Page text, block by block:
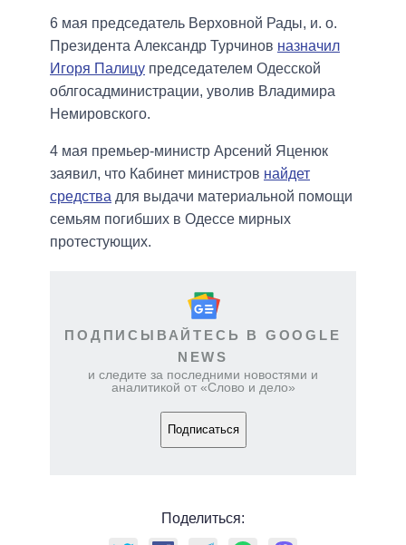
6 мая председатель Верховной Рады, и. о.
Президента Александр Турчинов назначил
Игоря Палицу председателем Одесской
облгосадминистрации, уволив Владимира
Немировского.
4 мая премьер-министр Арсений Яценюк
заявил, что Кабинет министров найдет
средства для выдачи материальной помощи
семьям погибших в Одессе мирных
протестующих.
ПОДПИСЫВАЙТЕСЬ В GOOGLE
NEWS
и следите за последними новостями и
аналитикой от «Слово и дело»
Подписаться
Поделиться: